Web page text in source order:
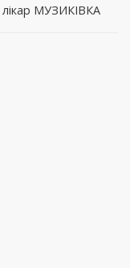
МУЗИКІВКА